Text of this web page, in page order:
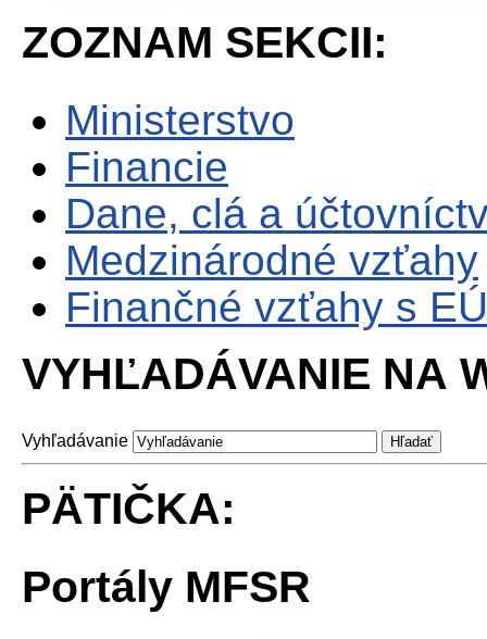
ZOZNAM SEKCII:
Ministerstvo
Financie
Dane, clá a
Medzinárodné vzťahy
Finančné vzťahy s EÚ
VYHĽADÁVANIE NA
Vyhľadávanie
PÄTIČKA:
Portály MFSR